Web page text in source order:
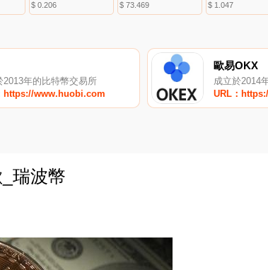
$ 0.206 $ 73.469 $ 1.047
2013年的比特幣交易所
https://www.huobi.com
歐易OKX
成立於2014
URL：
瑞波幣